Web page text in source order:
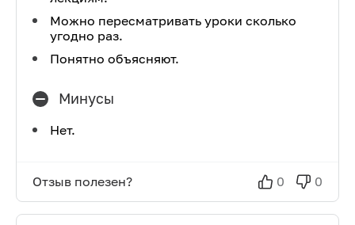
Можно пересматривать уроки сколько
угодно раз.
Понятно объясняют.
Минусы
Нет.
Отзыв полезен? 0 0